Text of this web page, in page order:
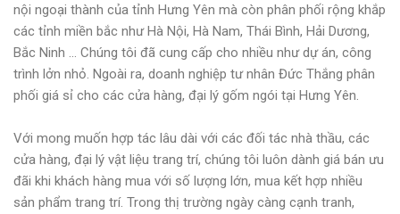
nội ngoại thành của tỉnh Hưng Yên mà còn phân phối rộng khắp
các tỉnh miền bắc như Hà Nội, Hà Nam, Thái Bình, Hải Dương,
Bắc Ninh ... Chúng tôi đã cung cấp cho nhiều như dự án, công
trình lởn nhỏ. Ngoài ra, doanh nghiệp tư nhân Đức Thắng phân
phối giá sỉ cho các cửa hàng, đại lý gốm ngói tại Hưng Yên.
Với mong muốn hợp tác lâu dài với các đối tác nhà thầu, các
cửa hàng, đại lý vật liệu trang trí, chúng tôi luôn dành giá bán ưu
đãi khi khách hàng mua với số lượng lớn, mua kết hợp nhiều
sản phẩm trang trí. Trong thị trường ngày càng cạnh tranh,